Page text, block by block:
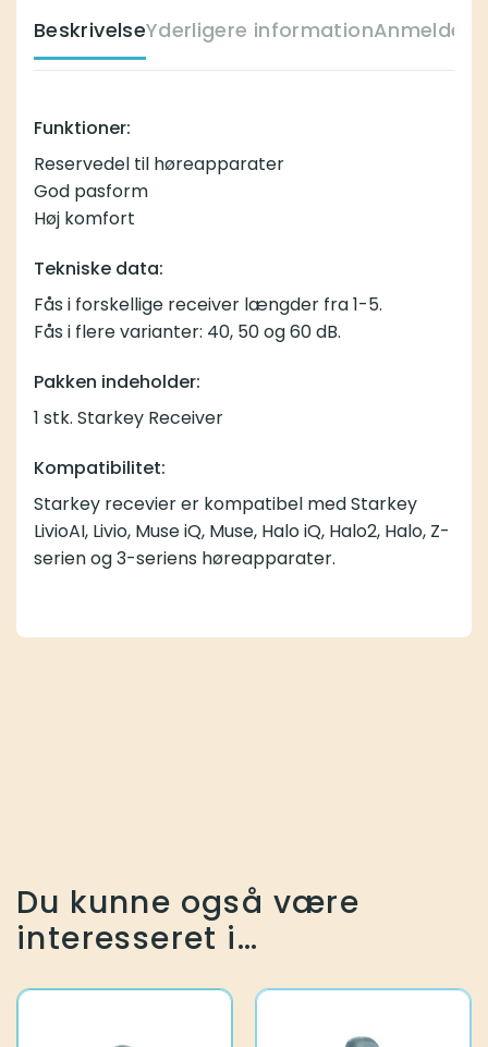
BeskrivelseYderligere information
Funktioner:
Reservedel til høreapparater
God pasform
Høj komfort
Tekniske data:
Fås i forskellige receiver længder fra 1-5.
Fås i flere varianter: 40, 50 og 60 dB.
Pakken indeholder:
1 stk. Starkey Receiver
Kompatibilitet:
Starkey recevier er kompatibel med Starkey
LivioAI, Livio, Muse iQ, Muse, Halo iQ, Halo2, Halo, Z-
serien og 3-seriens høreapparater.
Du kunne også være
interesseret i…